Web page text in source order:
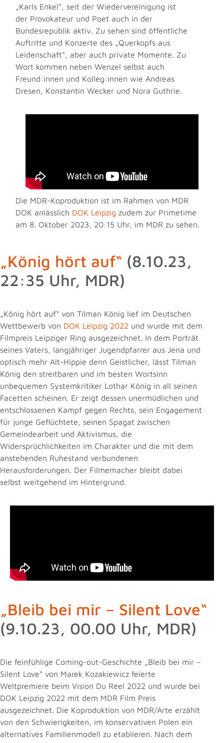
„Karls Enkel“, seit der Wiedervereinigung ist
der Provokateur und Poet auch in der
Bundesrepublik aktiv. Zu sehen sind öffentliche
Auftritte und Konzerte des „Querkopfs aus
Leidenschaft“, aber auch private Momente. Zu
Wort kommen neben Wenzel selbst auch
Freund:innen und Kolleg:innen wie Andreas
Dresen, Konstantin Wecker und Nora Guthrie.
Die MDR-Koproduktion ist im Rahmen von MDR
DOK anlässlich DOK Leipzig zudem zur Primetime
am 8. Oktober 2023, 20:15 Uhr, im MDR zu sehen.
„König hört auf“ (8.10.23,
22:35 Uhr, MDR)
„König hört auf“ von Tilman König lief im Deutschen
Wettbewerb von DOK Leipzig 2022 und wurde mit dem
Filmpreis Leipziger Ring ausgezeichnet. In dem Porträt
seines Vaters, langjähriger Jugendpfarrer aus Jena und
optisch mehr Alt-Hippie denn Geistlicher, lässt Tilman
König den streitbaren und im besten Wortsinn
unbequemen Systemkritiker Lothar König in all seinen
Facetten scheinen. Er zeigt dessen unermüdlichen und
entschlossenen Kampf gegen Rechts, sein Engagement
für junge Geflüchtete, seinen Spagat zwischen
Gemeindearbeit und Aktivismus, die
Widersprüchlichkeiten im Charakter und die mit dem
anstehenden Ruhestand verbundenen
Herausforderungen. Der Filmemacher bleibt dabei
selbst weitgehend im Hintergrund.
„Bleib bei mir – Silent Love“
(9.10.23, 00.00 Uhr, MDR)
Die feinfühlige Coming-out-Geschichte „Bleib bei mir –
Silent Love“ von Marek Kozakiewicz feierte
Weltpremiere beim Vision Du Réel 2022 und wurde bei
DOK Leipzig 2022 mit dem MDR Film Preis
ausgezeichnet. Die Koproduktion von MDR/Arte erzählt
von den Schwierigkeiten, im konservativen Polen ein
alternatives Familienmodell zu etablieren. Nach dem